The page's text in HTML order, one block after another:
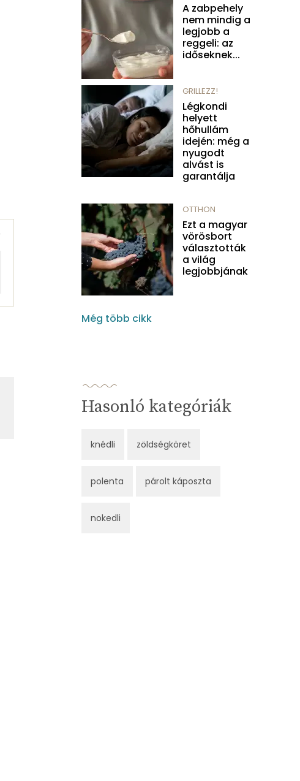
A zabpehely
nem mindig a
legjobb a
reggeli: az
időseknek...
GRILLEZZ!
Légkondi
helyett
hőhullám
idején: még a
nyugodt
alvást is
garantálja
OTTHON
Ezt a magyar
vörösbort
választották
a világ
legjobbjának
Még több cikk
Hasonló kategóriák
knédli zöldségköret
polenta párolt káposzta
nokedli